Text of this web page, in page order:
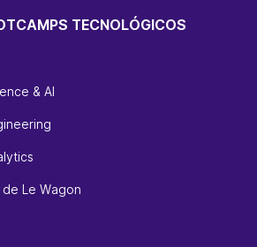
TECNOLÓGICOS
& AI
Le Wagon